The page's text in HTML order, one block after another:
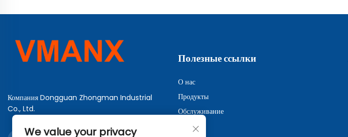
Компания Dongguan Zhongman Industrial
Co., Ltd.
Полезные ссылки
О нас
Продукты
Обслуживание
Решения
We value your privacy